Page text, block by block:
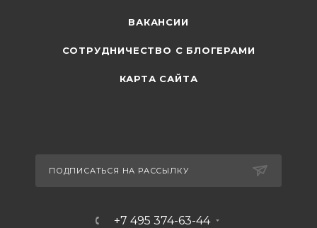
ВАКАНСИИ
СОТРУДНИЧЕСТВО С БЛОГЕРАМИ
КАРТА САЙТА
ПОДПИСАТЬСЯ НА РАССЫЛКУ
+7 495 374-63-44